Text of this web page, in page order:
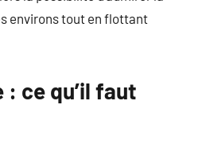
environs tout en flottant
: ce qu’il faut